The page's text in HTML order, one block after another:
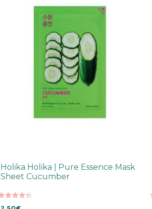
Holika Holika | Pure Essence Mask
Sheet Cucumber